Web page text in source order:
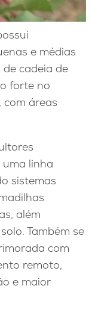
e médias
cadeia de
forte no
áreas
linha
sistemas
além
Também se
com
remoto,
e maior